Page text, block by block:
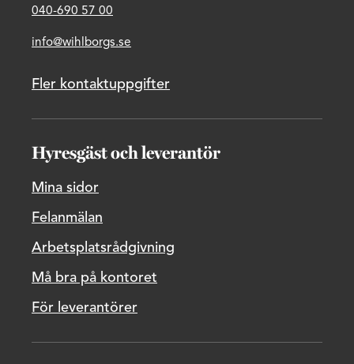
040-690 57 00
info@wihlborgs.se
Fler kontaktuppgifter
Hyresgäst och leverantör
Mina sidor
Felanmälan
Arbetsplatsrådgivning
Må bra på kontoret
För leverantörer